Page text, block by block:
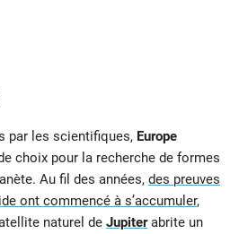
par les scientifiques, Europe
choix pour la recherche de formes
Au fil des années, des preuves
ont commencé à s’accumuler,
naturel de Jupiterabrite un